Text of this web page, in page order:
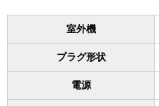
室外機
プラグ形状
電源